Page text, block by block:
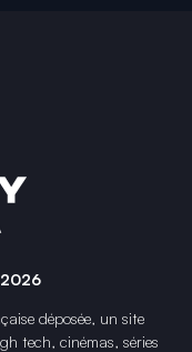
déposée, un site
tech, cinémas, séries